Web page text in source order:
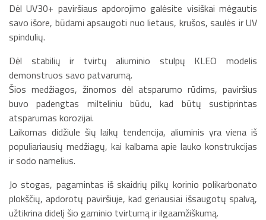
Dėl UV30+ paviršiaus apdorojimo galėsite visiškai mėgautis
savo išore, būdami apsaugoti nuo lietaus, krušos, saulės ir UV
spindulių.
Dėl stabilių ir tvirtų aliuminio stulpų KLEO modelis
demonstruos savo patvarumą.
Šios medžiagos, žinomos dėl atsparumo rūdims, paviršius
buvo padengtas milteliniu būdu, kad būtų sustiprintas
atsparumas korozijai.
Laikomas didžiule šių laikų tendencija, aliuminis yra viena iš
populiariausių medžiagų, kai kalbama apie lauko konstrukcijas
ir sodo namelius.
Jo stogas, pagamintas iš skaidrių pilkų korinio polikarbonato
plokščių, apdorotų paviršiuje, kad geriausiai išsaugotų spalvą,
užtikrina didelį šio gaminio tvirtumą ir ilgaamžiškumą.